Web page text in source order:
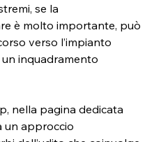
se la
è molto importante, può
verso l’impianto
inquadramento
nella pagina dedicata
un approccio